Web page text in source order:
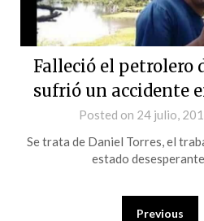
Falleció el petrolero
sufrió un accidente
Posted on 24 julio,
Se trata de Daniel Torres, el
estado
Previous